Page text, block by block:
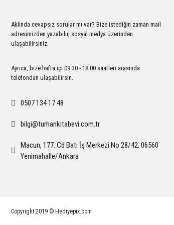
Ürün fiyatı diğer sitelerden daha pahalı.
Bu ürüne benzer farklı alternatifler olmalı.
Aklında cevapsız sorular mı var? Bize istediğin zaman mail
adresimizden yazabilir, sosyal medya üzerinden
ulaşabilirsiniz.
Ayrıca, bize hafta içi 09:30 - 18:00 saatleri arasında
telefondan ulaşabilirsin.
0507 134 17 48
bilgi@turhankitabevi.com.tr
Macun, 177. Cd Batı İş Merkezi No:28/42, 06560
Yenimahalle/Ankara
Copyright 2019 © Hediyepix.com